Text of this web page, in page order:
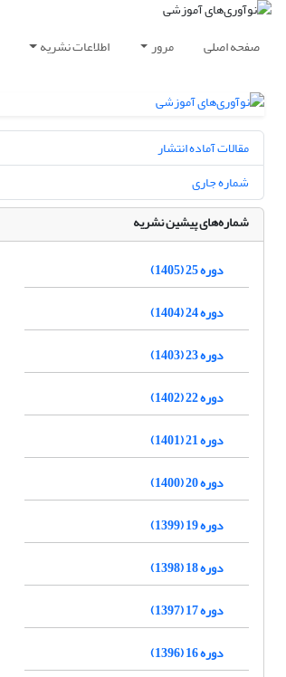
صفحه اصلی مرور اطلاعات نشریه
مقالات آماده انتشار
شماره جاری
شماره‌های پیشین نشریه
دوره 25 (1405)
دوره 24 (1404)
دوره 23 (1403)
دوره 22 (1402)
دوره 21 (1401)
دوره 20 (1400)
دوره 19 (1399)
دوره 18 (1398)
دوره 17 (1397)
دوره 16 (1396)